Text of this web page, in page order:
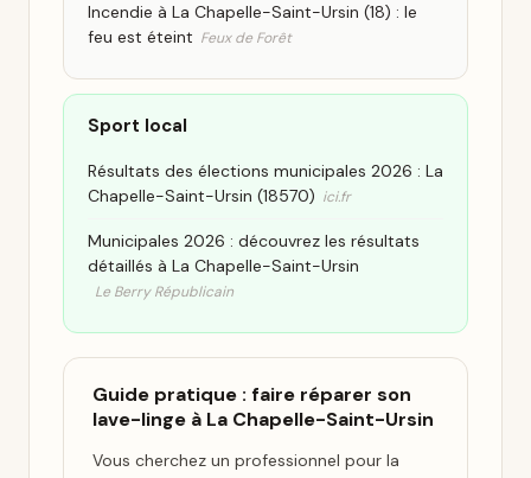
Incendie à La Chapelle-Saint-Ursin (18) : le
feu est éteint Feux de Forêt
Sport local
Résultats des élections municipales 2026 : La
Chapelle-Saint-Ursin (18570) ici.fr
Municipales 2026 : découvrez les résultats
détaillés à La Chapelle-Saint-Ursin
Le Berry Républicain
Guide pratique : faire réparer son
lave-linge à La Chapelle-Saint-Ursin
Vous cherchez un professionnel pour la